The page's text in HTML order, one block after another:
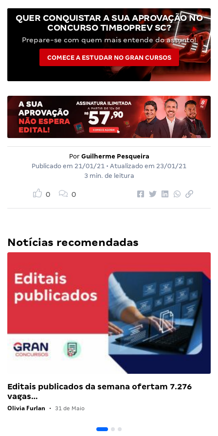
QUER CONQUISTAR A SUA APROVAÇÃO NO
CONCURSO TIMBOPREV SC?
Prepare-se com quem mais entende do assunto!
COMECE A ESTUDAR NO GRAN CURSOS
Por Guilherme Pesqueira
Publicado em 21/01/21 • Atualizado em 23/01/21
3 min. de leitura
0 0
Notícias recomendadas
Editais publicados da semana ofertam 7.276
vagas…
Olivia Furlan • 31 de Maio